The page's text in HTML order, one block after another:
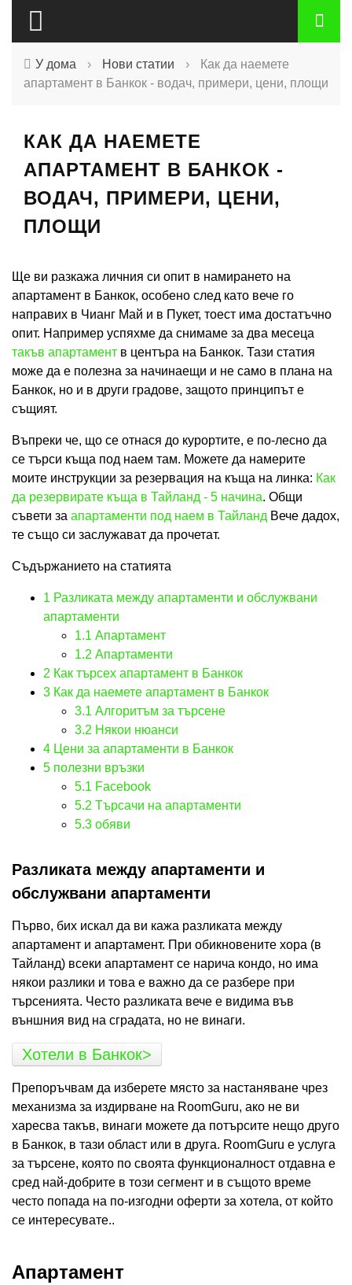
У дома › Нови статии ›
Как да наемете
апартамент в Банкок - водач, примери, цени, площи
КАК ДА НАЕМЕТЕ
АПАРТАМЕНТ В БАНКОК -
ВОДАЧ, ПРИМЕРИ, ЦЕНИ,
ПЛОЩИ
Ще ви разкажа личния си опит в намирането на
апартамент в Банкок, особено след като вече го
направих в Чианг Май и в Пукет, тоест има достатъчно
опит. Например успяхме да снимаме за два месеца
такъв апартамент в центъра на Банкок. Тази статия
може да е полезна за начинаещи и не само в плана на
Банкок, но и в други градове, защото принципът е
същият.
Въпреки че, що се отнася до курортите, е по-лесно да
се търси къща под наем там. Можете да намерите
моите инструкции за резервация на къща на линка: Как
да резервирате къща в Тайланд - 5 начина. Общи
съвети за апартаменти под наем в Тайланд Вече дадох,
те също си заслужават да прочетат.
Съдържанието на статията
1 Разликата между апартаменти и обслужвани
апартаменти
1.1 Апартамент
1.2 Апартаменти
2 Как търсех апартамент в Банкок
3 Как да наемете апартамент в Банкок
3.1 Алгоритъм за търсене
3.2 Някои нюанси
4 Цени за апартаменти в Банкок
5 полезни връзки
5.1 Facebook
5.2 Търсачи на апартаменти
5.3 обяви
Разликата между апартаменти и
обслужвани апартаменти
Първо, бих искал да ви кажа разликата между
апартамент и апартамент. При обикновените хора (в
Тайланд) всеки апартамент се нарича кондо, но има
някои разлики и това е важно да се разбере при
търсенията. Често разликата вече е видима във
външния вид на сградата, но не винаги.
Хотели в Банкок>
Препоръчвам да изберете място за настаняване чрез
механизма за издирване на RoomGuru, ако не ви
харесва такъв, винаги можете да потърсите нещо друго
в Банкок, в тази област или в друга. RoomGuru е услуга
за търсене, която по своята функционалност отдавна е
сред най-добрите в този сегмент и в същото време
често попада на по-изгодни оферти за хотела, от който
се интересувате..
Апартамент